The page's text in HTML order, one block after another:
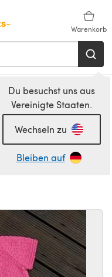
Warenkorb
Du besuchst uns aus
Vereinigte Staaten.
Wechseln zu
Bleiben auf
Kleider